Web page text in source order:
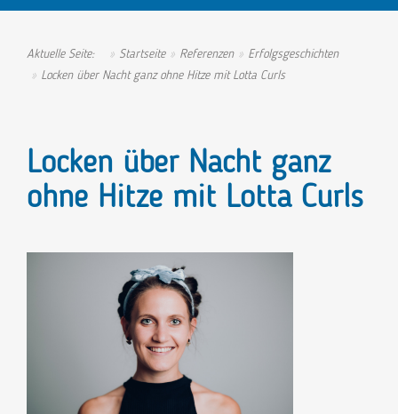
Aktuelle Seite: Startseite Referenzen
Erfolgsgeschichten
Locken über Nacht ganz ohne Hitze mit Lotta Curls
Locken über Nacht ganz
ohne Hitze mit Lotta Curls